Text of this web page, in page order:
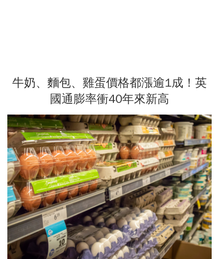
牛奶、麵包、雞蛋價格都漲逾1成！英
國通膨率衝40年來新高